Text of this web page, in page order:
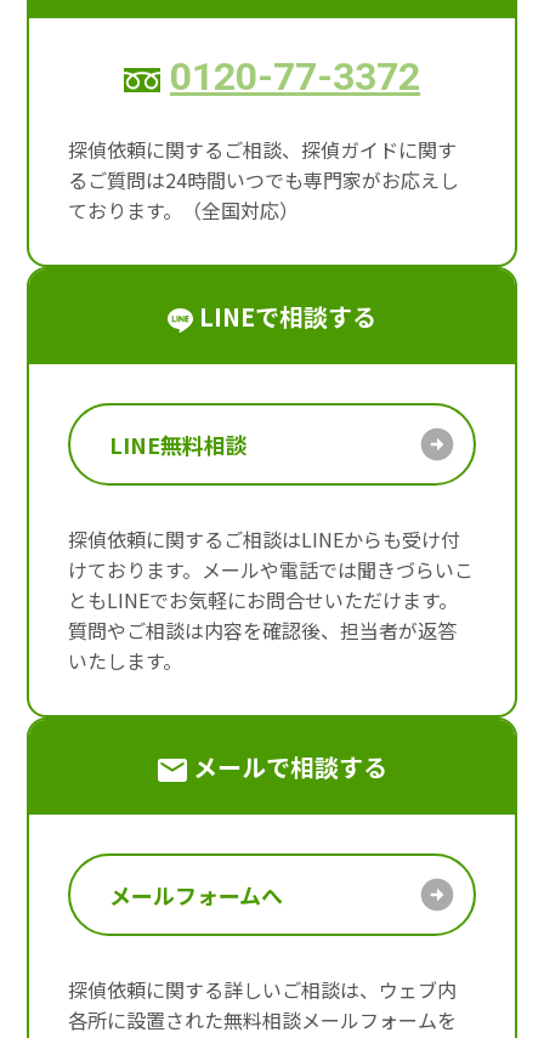
0120-77-3372
探偵依頼に関するご相談、探偵ガイドに関す
るご質問は24時間いつでも専門家がお応えし
ております。（全国対応）
LINEで相談する
LINE無料相談
探偵依頼に関するご相談はLINEからも受け付
けております。メールや電話では聞きづらいこ
ともLINEでお気軽にお問合せいただけます。
質問やご相談は内容を確認後、担当者が返答
いたします。
メールで相談する
メールフォームへ
探偵依頼に関する詳しいご相談は、ウェブ内
各所に設置された無料相談メールフォームを